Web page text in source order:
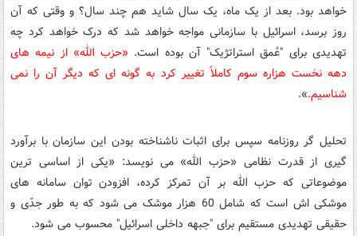
خواهد بود. بعد از یک ماه، یک سال شاید هم چند سال؟ و وقتی که آن
روز برسد، اسرائیل با سازمانی مواجه خواهد شد که درک خواهد کرد چه
تهدیدی برای "عُمق استراتژیک" آن بوده است. «حزب الله» از نیمه های
دهه نخست هزاره سوم کاملاً تغییر کرد به گونه ای که دیگر آن را نمی
شناسیم.».
تحلیل گر روزنامه سپس برای اثبات ناشناخته بودن این سازمان با برآورد
گیری از قدرت نظامی «حزب الله» می نویسد: «یکی از اساسی ترین
موضوعاتی که حزب الله بر آن تمرکز کرده، افزودن توان سامانه های
موشکی اش است که شامل 60 هزار موشک می شود که به طور جدّی و
حقیقی تهدیدی مستقیم برای "جبهه داخلی اسرائیل" محسوب می شود.